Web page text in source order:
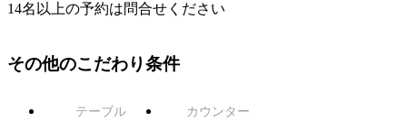
14名以上の予約は問合せください
その他のこだわり条件
テーブル カウンター